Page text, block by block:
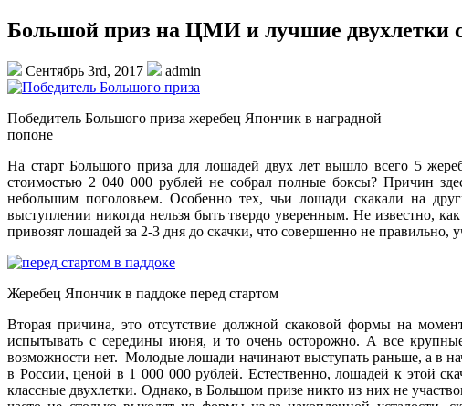
Большой приз на ЦМИ и лучшие двухлетки
Сентябрь 3rd, 2017 admin
Победитель Большого приза жеребец Япончик в наградной
попоне
На старт Большого приза для лошадей двух лет вышло всего 5
стоимостью 2 040 000 рублей не собрал полные боксы? Причин
небольшим поголовьем. Особенно тех, чьи лошади скакали на
выступлении никогда нельзя быть твердо уверенным. Не известно,
привозят лошадей за 2-3 дня до скачки, что совершенно не правильно,
Жеребец Япончик в паддоке перед стартом
Вторая причина, это отсутствие должной скаковой формы на
испытывать с середины июня, и то очень осторожно. А все
возможности нет. Молодые лошади начинают выступать раньше, а в
в России, ценой в 1 000 000 рублей. Естественно, лошадей к этой
классные двухлетки. Однако, в Большом призе никто из них не